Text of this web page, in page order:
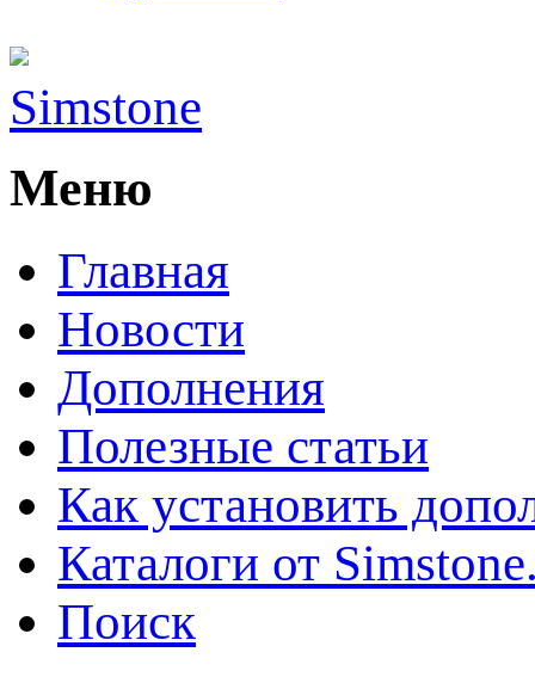
Simstone
Меню
Главная
Новости
Дополнения
Полезные статьи
Как установить
Каталоги от
Поиск